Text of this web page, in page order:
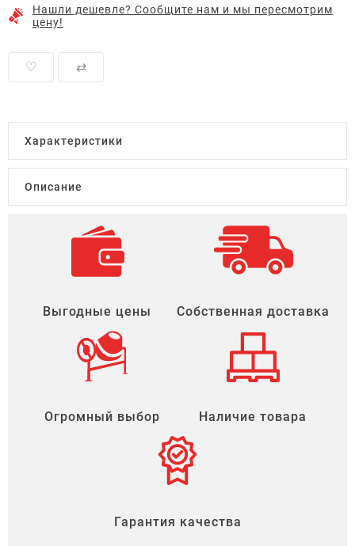
Нашли дешевле? Сообщите нам и мы пересмотрим
цену!
♡ ⇄
Характеристики
Описание
Выгодные цены Собственная доставка
Огромный выбор Наличие товара
Гарантия качества